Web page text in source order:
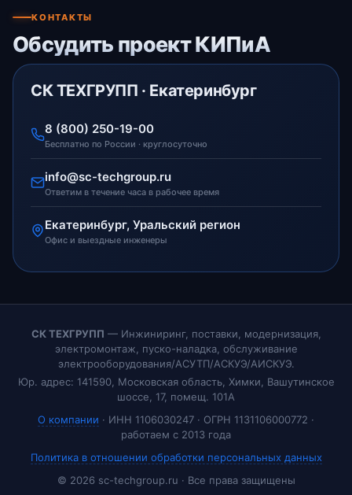
КОНТАКТЫ
Обсудить проект КИПиА
СК ТЕХГРУПП · Екатеринбург
8 (800) 250-19-00
Бесплатно по России · круглосуточно
info@sc-techgroup.ru
Ответим в течение часа в рабочее время
Екатеринбург, Уральский регион
Офис и выездные инженеры
СК ТЕХГРУПП — Инжиниринг, поставки, модернизация,
электромонтаж, пуско-наладка, обслуживание
электрооборудования/АСУТП/АСКУЭ/АИСКУЭ.
Юр. адрес: 141590, Московская область, Химки, Вашутинское
шоссе, 17, помещ. 101А
О компании · ИНН 1106030247 · ОГРН 1131106000772 ·
работаем с 2013 года
Политика в отношении обработки персональных данных
© 2026 sc-techgroup.ru · Все права защищены